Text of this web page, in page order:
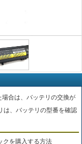
合は、バッテリの交換が
は、バッテリの型番を確認
クを購入する方法